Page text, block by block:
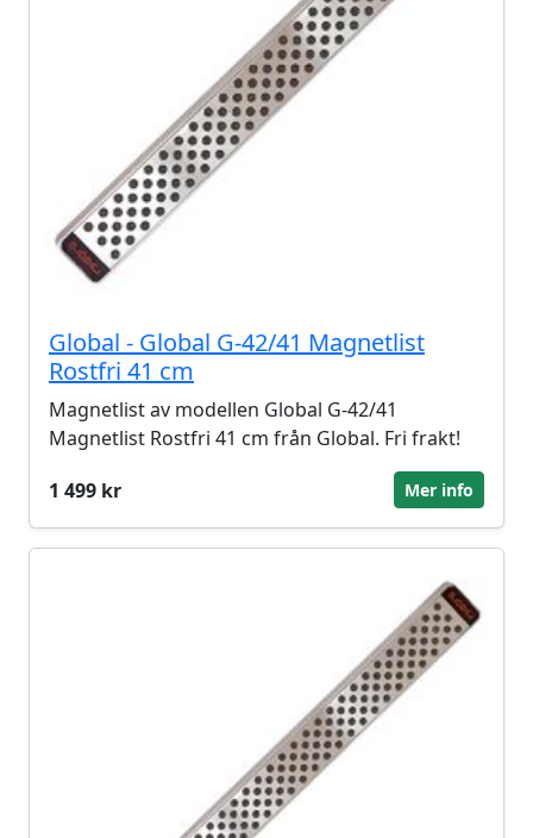
Global - Global G-42/41 Magnetlist
Rostfri 41 cm
Magnetlist av modellen Global G-42/41
Magnetlist Rostfri 41 cm från Global. Fri frakt!
1 499 kr
Mer info